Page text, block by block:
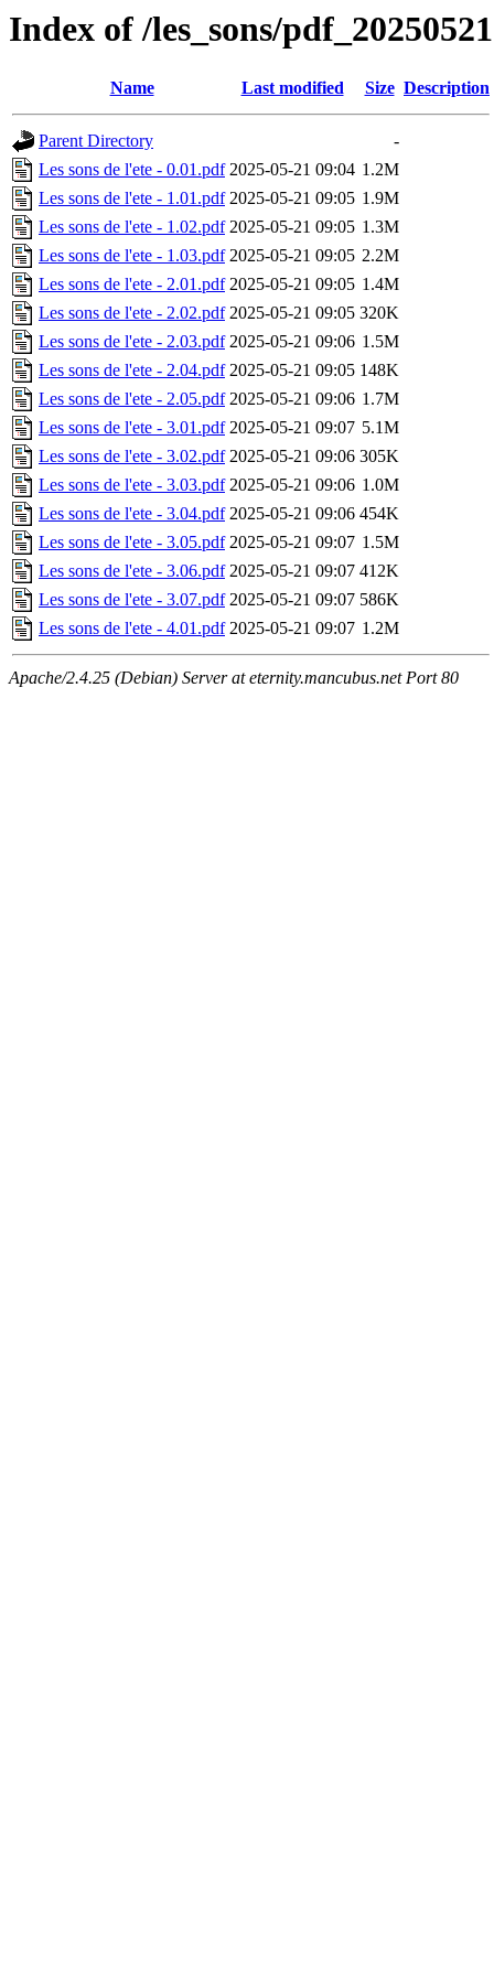
Index of /les_sons/pdf_20250521
Name Last modified Size Description
Parent Directory
-
Les sons de l'ete - 0.01.pdf 2025-05-21 09:04 1.2M
Les sons de l'ete - 1.01.pdf 2025-05-21 09:05 1.9M
Les sons de l'ete - 1.02.pdf 2025-05-21 09:05 1.3M
Les sons de l'ete - 1.03.pdf 2025-05-21 09:05 2.2M
Les sons de l'ete - 2.01.pdf 2025-05-21 09:05 1.4M
Les sons de l'ete - 2.02.pdf 2025-05-21 09:05 320K
Les sons de l'ete - 2.03.pdf 2025-05-21 09:06 1.5M
Les sons de l'ete - 2.04.pdf 2025-05-21 09:05 148K
Les sons de l'ete - 2.05.pdf 2025-05-21 09:06 1.7M
Les sons de l'ete - 3.01.pdf 2025-05-21 09:07 5.1M
Les sons de l'ete - 3.02.pdf 2025-05-21 09:06 305K
Les sons de l'ete - 3.03.pdf 2025-05-21 09:06 1.0M
Les sons de l'ete - 3.04.pdf 2025-05-21 09:06 454K
Les sons de l'ete - 3.05.pdf 2025-05-21 09:07 1.5M
Les sons de l'ete - 3.06.pdf 2025-05-21 09:07 412K
Les sons de l'ete - 3.07.pdf 2025-05-21 09:07 586K
Les sons de l'ete - 4.01.pdf 2025-05-21 09:07 1.2M
Apache/2.4.25 (Debian) Server at eternity.mancubus.net Port 80